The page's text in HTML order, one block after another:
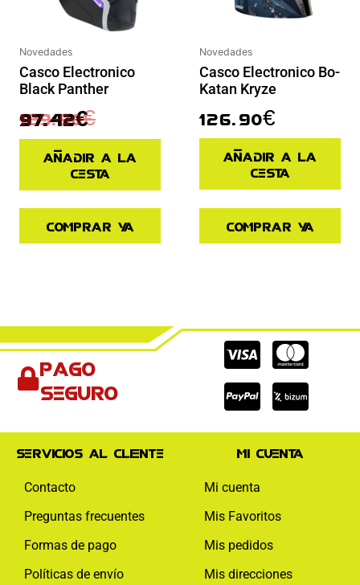
Novedades
Casco Electronico
Black Panther
129.90€
97.42€
Añadir a la
cesta
Comprar ya
Novedades
Casco Electronico Bo-
Katan Kryze
126.90€
Añadir a la
cesta
Comprar ya
Pago
seguro
Cc-
visa
Cc-
Cc-
paypal
Servicios al cliente
Contacto
Preguntas frecuentes
Formas de pago
Políticas de envío
Mi cuenta
Mi cuenta
Mis Favoritos
Mis pedidos
Mis direcciones